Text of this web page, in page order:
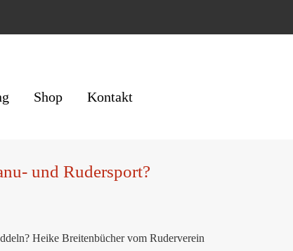
Shop Kontakt
und Rudersport?
Heike Breitenbücher vom Ruderverein